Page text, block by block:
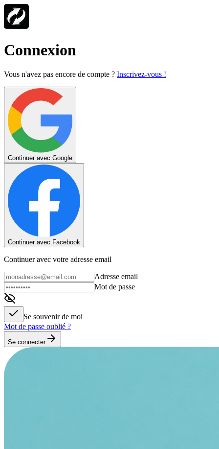
Connexion
Vous n'avez pas encore de compte ? Inscrivez-vous !
Continuer avec Google
Continuer avec Facebook
Continuer avec votre adresse email
Adresse email
Mot de passe
Se souvenir de moi
Mot de passe oublié ?
Se connecter